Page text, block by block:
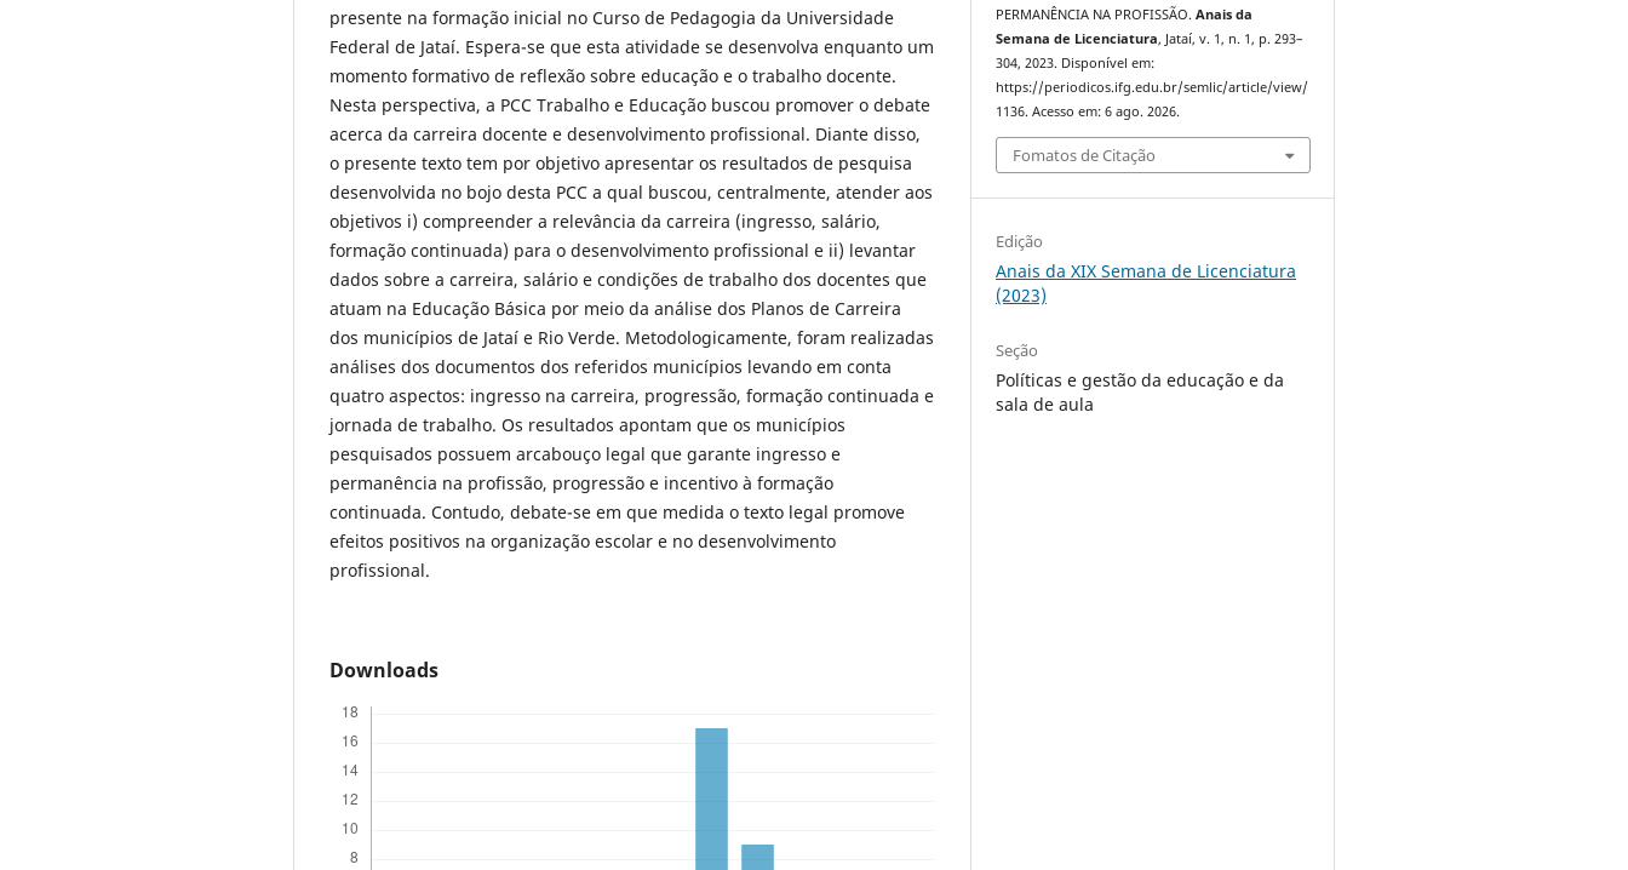
presente na formação inicial no Curso de Pedagogia da Universidade
Federal de Jataí. Espera-se que esta atividade se desenvolva enquanto um
momento formativo de reflexão sobre educação e o trabalho docente.
Nesta perspectiva, a PCC Trabalho e Educação buscou promover o debate
acerca da carreira docente e desenvolvimento profissional. Diante disso,
o presente texto tem por objetivo apresentar os resultados de pesquisa
desenvolvida no bojo desta PCC a qual buscou, centralmente, atender aos
objetivos i) compreender a relevância da carreira (ingresso, salário,
formação continuada) para o desenvolvimento profissional e ii) levantar
dados sobre a carreira, salário e condições de trabalho dos docentes que
atuam na Educação Básica por meio da análise dos Planos de Carreira
dos municípios de Jataí e Rio Verde. Metodologicamente, foram realizadas
análises dos documentos dos referidos municípios levando em conta
quatro aspectos: ingresso na carreira, progressão, formação continuada e
jornada de trabalho. Os resultados apontam que os municípios
pesquisados possuem arcabouço legal que garante ingresso e
permanência na profissão, progressão e incentivo à formação
continuada. Contudo, debate-se em que medida o texto legal promove
efeitos positivos na organização escolar e no desenvolvimento
profissional.
Downloads
PERMANÊNCIA NA PROFISSÃO.Anais da
Semana de Licenciatura, Jataí, v. 1, n. 1, p. 293–
304, 2023. Disponível em:
https://periodicos.ifg.edu.br/semlic/article/view/
1136. Acesso em: 6 ago. 2026.
Fomatos de Citação
Edição
Anais da XIX Semana de Licenciatura
(2023)
Seção
Políticas e gestão da educação e da
sala de aula